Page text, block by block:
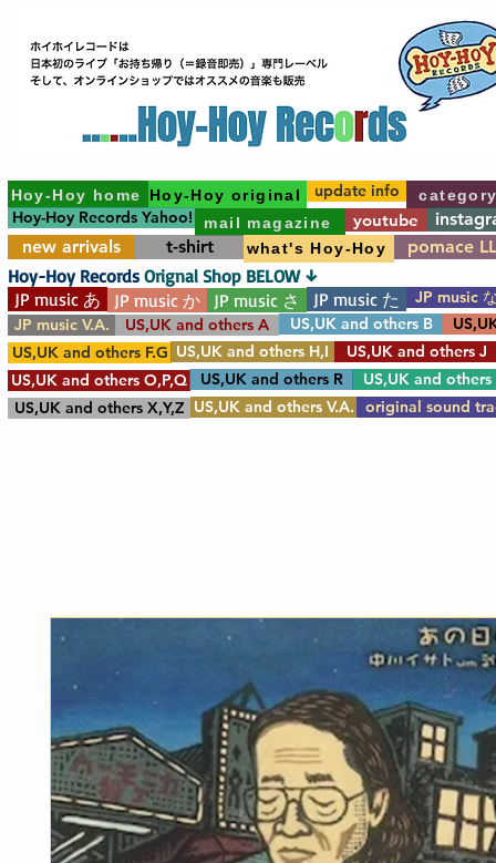
Hoy-Hoy home Hoy-Hoy original
Hoy-Hoy Records Yahoo! mail magazine youtube
new arrivals
t-shirt what's Hoy-Hoy pomace
update info
JP music あ JP music か JP music さ JP music た
JP music
JP music V.A.
US,UK and others A US,UK and others B
US,UK and others F.G US,UK and others H,I
US,UK and others J
US,UK and others O,P,Q
US,UK and others
US,UK and others R
US,UK and others X,Y,Z US,UK and others V.A. original sound
Hoy-Hoy Records Orignal Shop BELOW ↓